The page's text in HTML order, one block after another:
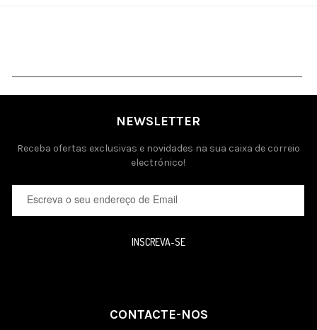
NEWSLETTER
Receba ofertas exclusivas e novidades na sua caixa de correio
electrónico!
INSCREVA-SE
CONTACTE-NOS